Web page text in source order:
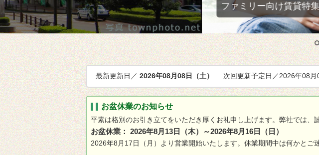
ファミリー向け賃貸特集
最新更新日／ 2026年08月08日（土） 次回更新予定日／2026年08 月
お盆休業のお知らせ
平素は格別のお引き立てをいただき厚くお礼申し上げます。弊社では、
お盆休業 ： 2026年8月13日（木）～2026年8月16日（日）
2026年8月17日（月）より営業開始いたします。休業期間中は何かとご